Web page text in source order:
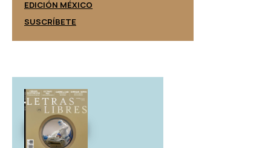
EDICIÓN MÉXICO
SUSCRÍBETE